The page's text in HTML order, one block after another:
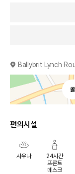
Ballybrit Lynch
편의시설
사우나
24시간
프론트
데스크